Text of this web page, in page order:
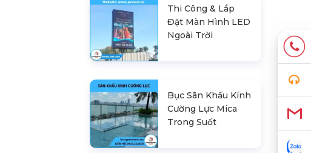
Thi Công & Lắp
Đặt Màn Hình LED
Ngoài Trời
Bục Sân Khấu Kính
Cường Lực Mica
Trong Suốt